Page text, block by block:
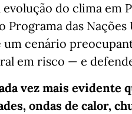
evolução do clima em
Programa das
um cenário
em risco — e
vez mais evidente
ondas de calor,